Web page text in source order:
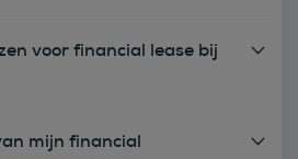
voor financial lease bij
mijn financial